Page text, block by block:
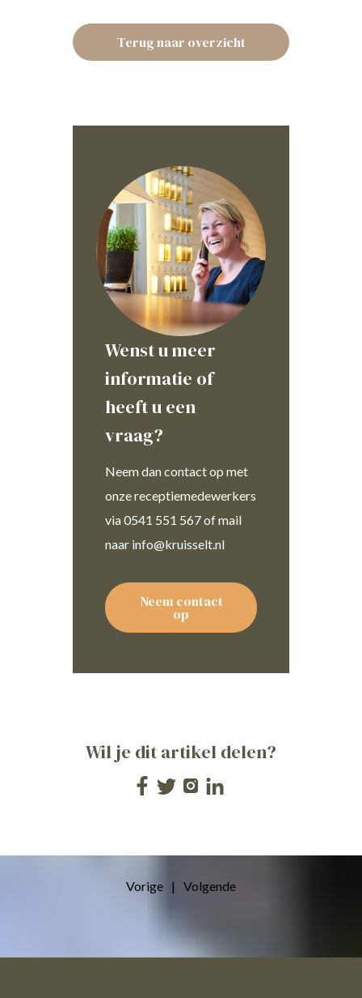
Terug naar overzicht
Wenst u meer
informatie of
heeft u een
vraag?
Neem dan contact op met
onze receptiemedewerkers
via 0541 551 567 of mail
naar info@kruisselt.nl
Neem contact
op
Wil je dit artikel delen?
Vorige | Volgende